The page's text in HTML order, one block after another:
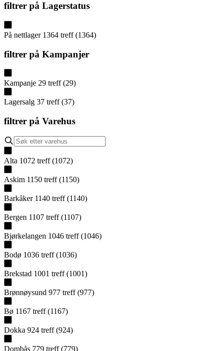
filtrer på Lagerstatus
På nettlager 1364 treff (1364)
filtrer på Kampanjer
Kampanje 29 treff (29)
Lagersalg 37 treff (37)
filtrer på Varehus
Alta 1072 treff (1072)
Askim 1150 treff (1150)
Barkåker 1140 treff (1140)
Bergen 1107 treff (1107)
Bjørkelangen 1046 treff (1046)
Bodø 1036 treff (1036)
Brekstad 1001 treff (1001)
Brønnøysund 977 treff (977)
Bø 1167 treff (1167)
Dokka 924 treff (924)
Dombås 779 treff (779)